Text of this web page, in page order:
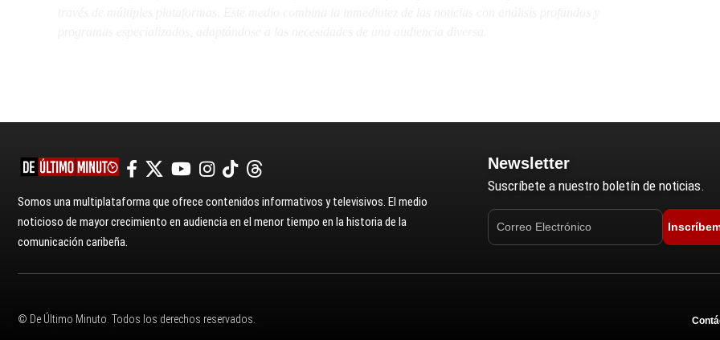
Somos una multiplataforma que ofrece contenidos informativos y televisivos. El medio
noticioso de mayor crecimiento en audiencia en el menor tiempo en la historia de la
comunicación caribeña.
Newsletter
Suscríbete a nuestro boletín de noticias.
© De Último Minuto. Todos los derechos reservados.